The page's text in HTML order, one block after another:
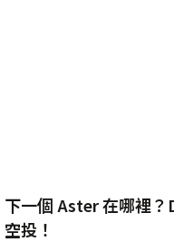
下一個 Aster 在哪裡
空投！